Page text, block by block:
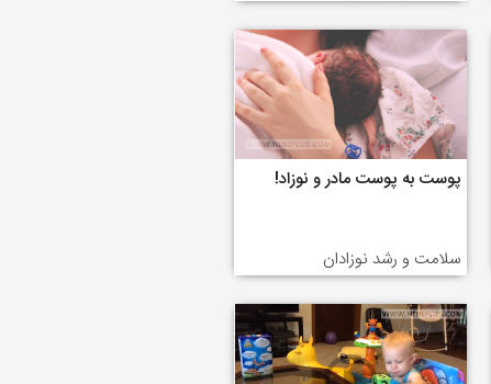
پوست به پوست مادر و نوزاد!
سلامت و رشد نوزادان